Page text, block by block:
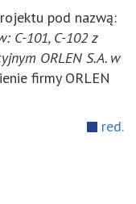
pod nazwą:
C-101, C-102 z
ORLEN S.A. w
firmy ORLEN
red.